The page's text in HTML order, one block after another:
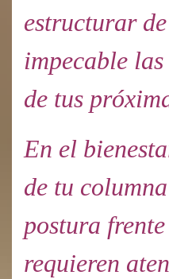
estructurar
impecable
de tus
En el
de tu
postura
requieren